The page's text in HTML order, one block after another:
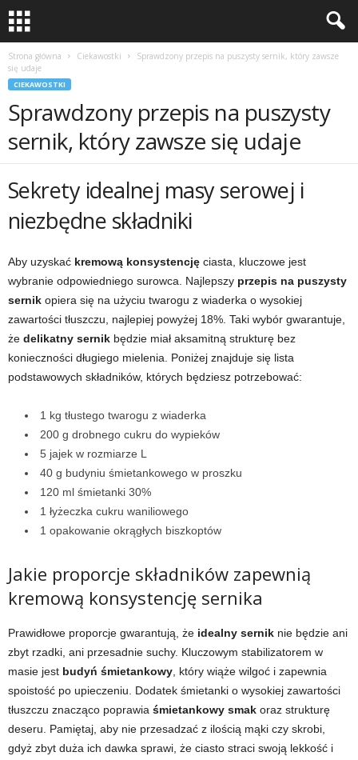
Strona główna Ciekawostki
Sprawdzony przepis na puszysty sernik, który zawsze
się udaje
CIEKAWOSTKI
Sprawdzony przepis na puszysty
sernik, który zawsze się udaje
Sekrety idealnej masy serowej i
niezbędne składniki
Aby uzyskać kremową konsystencję ciasta, kluczowe jest
wybranie odpowiedniego surowca. Najlepszy przepis na puszysty
sernik opiera się na użyciu twarogu z wiaderka o wysokiej
zawartości tłuszczu, najlepiej powyżej 18%. Taki wybór gwarantuje,
że delikatny sernik będzie miał aksamitną strukturę bez
konieczności długiego mielenia. Poniżej znajduje się lista
podstawowych składników, których będziesz potrzebować:
1 kg tłustego twarogu z wiaderka
200 g drobnego cukru do wypieków
5 jajek w rozmiarze L
40 g budyniu śmietankowego w proszku
120 ml śmietanki 30%
1 łyżeczka cukru waniliowego
1 opakowanie okrągłych biszkoptów
Jakie proporcje składników zapewnią
kremową konsystencję sernika
Prawidłowe proporcje gwarantują, że idealny sernik nie będzie ani
zbyt rzadki, ani przesadnie suchy. Kluczowym stabilizatorem w
masie jest budyń śmietankowy , który wiąże wilgoć i zapewnia
spoistość po upieczeniu. Dodatek śmietanki o wysokiej zawartości
tłuszczu znacząco poprawia śmietankowy smak oraz strukturę
deseru. Pamiętaj, aby nie przesadzać z ilością mąki czy skrobi,
gdyż zbyt duża ich dawka sprawi, że ciasto straci swoją lekkość i